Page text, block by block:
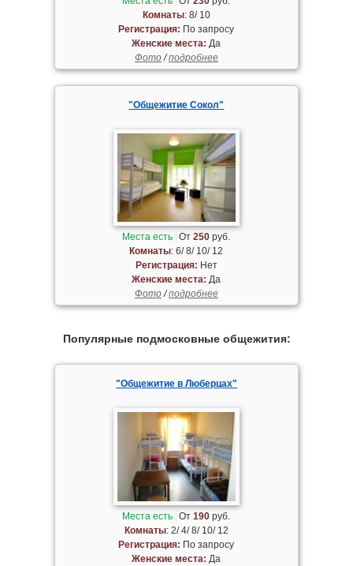
Комнаты: 8/ 10
Регистрация: По запросу
Женские места: Да
Фото/подробнее
"Общежитие Сокол"
Места есть От250 руб.
Комнаты: 6/ 8/ 10/ 12
Регистрация: Нет
Женские места: Да
Фото/подробнее
Популярные подмосковные общежития:
"Общежитие в Люберцах"
Места есть От190 руб.
Комнаты: 2/ 4/ 8/ 10/ 12
Регистрация: По запросу
Женские места: Да